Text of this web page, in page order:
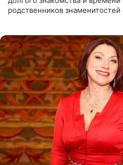
родственников знаменитостей